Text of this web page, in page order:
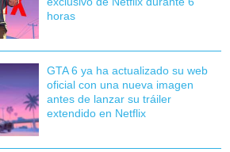
horas
GTA 6 ya ha actualizado su web
oficial con una nueva imagen
antes de lanzar su tráiler
extendido en Netflix